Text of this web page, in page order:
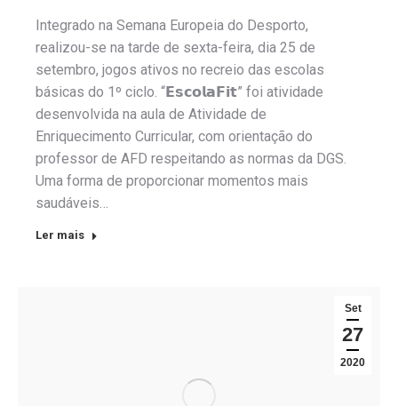
Integrado na Semana Europeia do Desporto,
realizou-se na tarde de sexta-feira, dia 25 de
setembro, jogos ativos no recreio das escolas
básicas do 1º ciclo. “𝗘𝘀𝗰𝗼𝗹𝗮𝗙𝗶𝘁” foi atividade
desenvolvida na aula de Atividade de
Enriquecimento Curricular, com orientação do
professor de AFD respeitando as normas da DGS.
Uma forma de proporcionar momentos mais
saudáveis…
Ler mais
Set
27
2020